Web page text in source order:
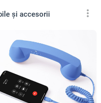
mat
și accesorii more_vert